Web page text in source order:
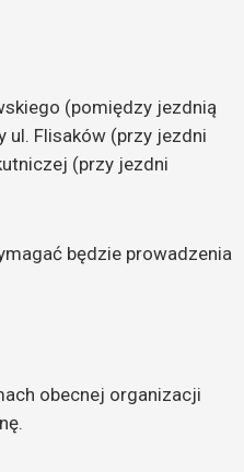
(pomiędzy jezdnią
ul. Flisaków (przy jezdni
(przy jezdni
będzie prowadzenia
obecnej organizacji